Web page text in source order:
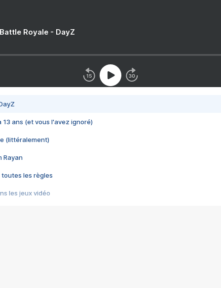
Royale - DayZ
13 ans (et vous l'avez ignoré)
(littéralement)
Rayan
toutes les règles
les jeux vidéo